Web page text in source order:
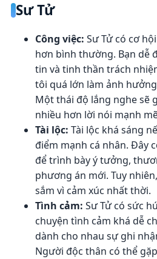
Sư Tử
Công việc: Sư Tử có cơ
hơn bình thường. Bạn dễ
tin và tinh thần trách
tôi quá lớn làm ảnh
Một thái độ lắng nghe sẽ
nhiều hơn lời nói mạnh
Tài lộc: Tài lộc khá sáng
điểm mạnh cá nhân. Đây
để trình bày ý tưởng,
phương án mới. Tuy
sắm vì cảm xúc nhất thời.
Tình cảm: Sư Tử có sức
chuyện tình cảm khá dễ
dành cho nhau sự ghi
Người độc thân có thể